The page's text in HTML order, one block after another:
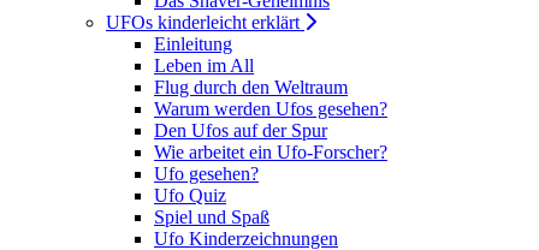
UFOs kinderleicht erklärt
Einleitung
Leben im All
Flug durch den Weltraum
Warum werden Ufos gesehen?
Den Ufos auf der Spur
Wie arbeitet ein Ufo-Forscher?
Ufo gesehen?
Ufo Quiz
Spiel und Spaß
Ufo Kinderzeichnungen